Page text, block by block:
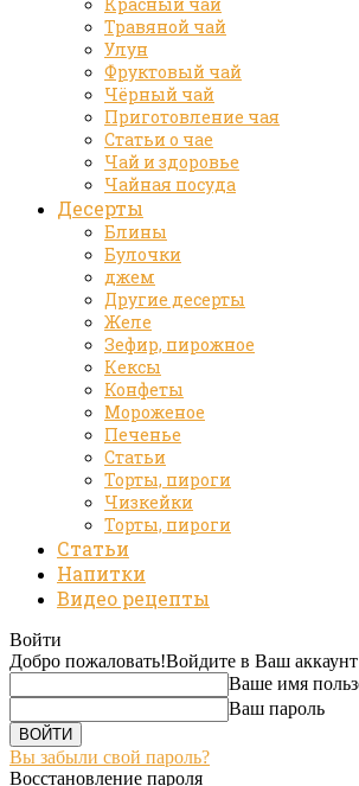
Травяной чай
Улун
Фруктовый чай
Чёрный чай
Приготовление чая
Статьи о чае
Чай и здоровье
Чайная посуда
Десерты
Блины
Булочки
джем
Другие десерты
Желе
Зефир, пирожное
Кексы
Конфеты
Мороженое
Печенье
Статьи
Торты, пироги
Чизкейки
Торты, пироги
Статьи
Напитки
Видео рецепты
Войти
Добро пожаловать!Войдите в Ваш аккаунт
Ваше имя
Ваш пароль
Вы забыли свой пароль?
Восстановление пароля